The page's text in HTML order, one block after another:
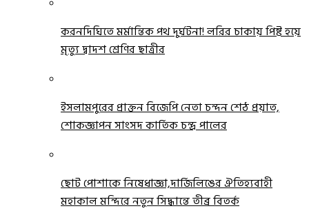
করনদিঘিতে মর্মান্তিক পথ দুর্ঘটনা! লরির চাকায় পিষ্ট হয়ে
মৃত্যু দ্বাদশ শ্রেণির ছাত্রীর
ইসলামপুরের প্রাক্তন বিজেপি নেতা চন্দন শেঠ প্রয়াত,
শোকজ্ঞাপন সাংসদ কার্তিক চন্দ্র পালের
ছোট পোশাকে নিষেধাজ্ঞা,দার্জিলিঙের ঐতিহ্যবাহী
মহাকাল মন্দিরে নতুন সিদ্ধান্তে তীব্র বিতর্ক